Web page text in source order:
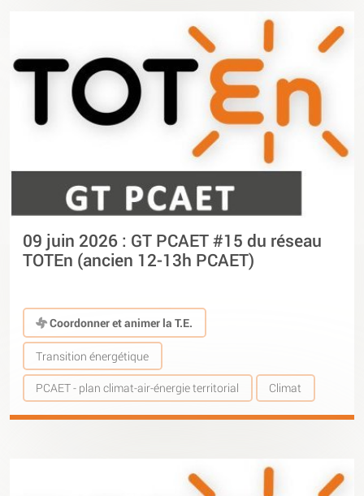
09 juin 2026 : GT PCAET #15 du réseau
TOTEn (ancien 12-13h PCAET)
Coordonner et animer la T.E.
Transition énergétique
PCAET - plan climat-air-énergie territorial Climat